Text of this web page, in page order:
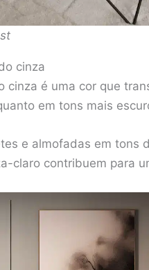
cinza
cinza é uma cor que
em tons mais
e almofadas em tons
claro contribuem para